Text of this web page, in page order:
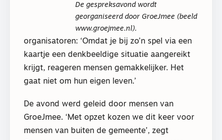
De gespreksavond wordt
georganiseerd door GroeJmee (beeld
www.groejmee.nl).
organisatoren: ‘Omdat je bij zo’n spel via een
kaartje een denkbeeldige situatie aangereikt
krijgt, reageren mensen gemakkelijker. Het
gaat niet om hun eigen leven.’
De avond werd geleid door mensen van
GroeJmee. ‘Met opzet kozen we dit keer voor
mensen van buiten de gemeente’, zegt